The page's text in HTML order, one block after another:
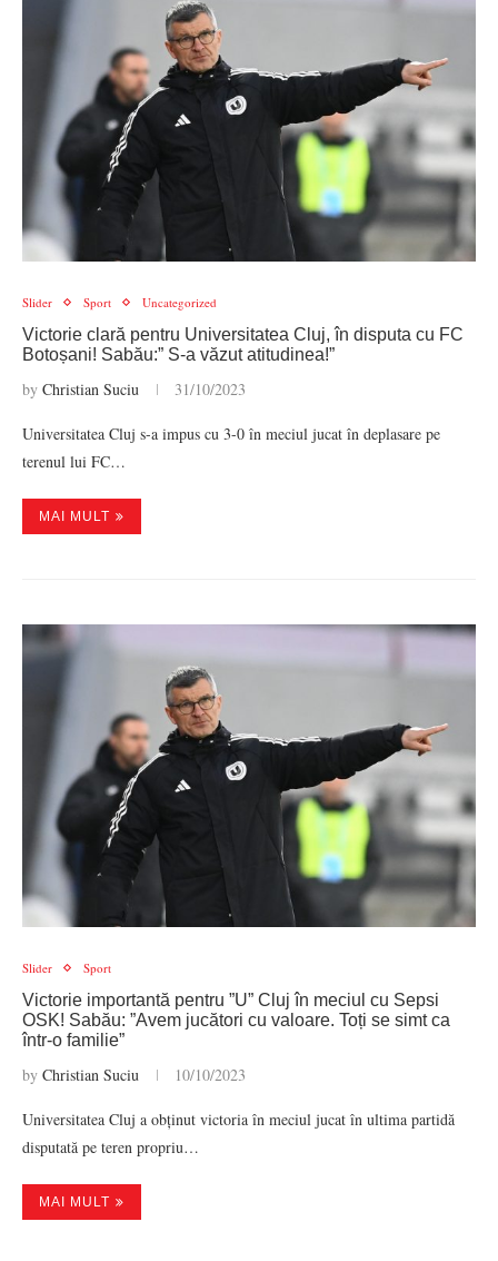
Slider Sport Uncategorized
Victorie clară pentru Universitatea Cluj, în disputa cu FC
Botoșani! Sabău:” S-a văzut atitudinea!”
by Christian Suciu 31/10/2023
Universitatea Cluj s-a impus cu 3-0 în meciul jucat în deplasare pe
terenul lui FC…
MAI MULT
Slider Sport
Victorie importantă pentru ”U” Cluj în meciul cu Sepsi
OSK! Sabău: ”Avem jucători cu valoare. Toți se simt ca
într-o familie”
by Christian Suciu 10/10/2023
Universitatea Cluj a obținut victoria în meciul jucat în ultima partidă
disputată pe teren propriu…
MAI MULT